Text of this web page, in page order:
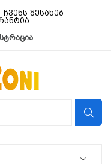
ჩვენს შესახებ